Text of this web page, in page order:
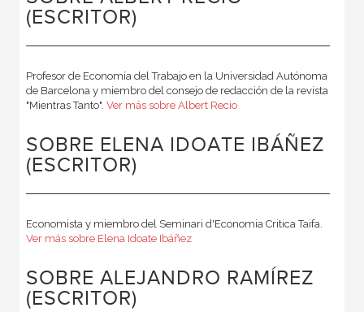
(ESCRITOR)
Profesor de Economía del Trabajo en la Universidad Autónoma
de Barcelona y miembro del consejo de redacción de la revista
"Mientras Tanto". Ver más sobre Albert Recio
SOBRE ELENA IDOATE IBÁÑEZ
(ESCRITOR)
Economista y miembro del Seminari d'Economia Critica Taifa.
Ver más sobre Elena Idoate Ibáñez
SOBRE ALEJANDRO RAMÍREZ
(ESCRITOR)